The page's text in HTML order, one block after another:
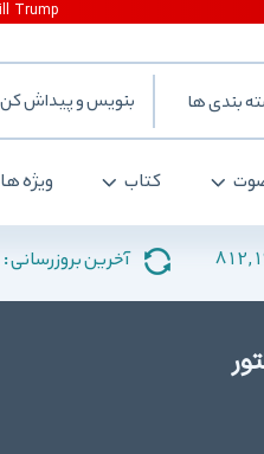
بندی ها
کتاب ویژه ها
آخرین بروزرسانی :